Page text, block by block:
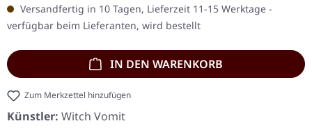
Versandfertig in 10 Tagen, Lieferzeit 11-15 Werktage -
verfügbar beim Lieferanten, wird bestellt
IN DEN WARENKORB
Zum Merkzettel hinzufügen
Künstler: Witch Vomit